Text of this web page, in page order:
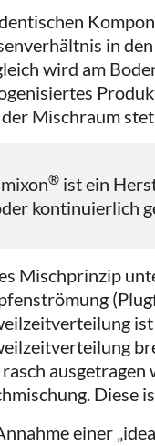
in
wird am
der Mischraum
® ist ein
kontinuierlich
Mischprinzip
ausgetragen
Diese
einer